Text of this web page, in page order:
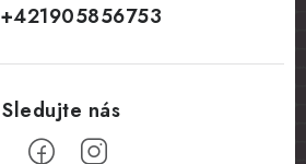
+421905856753